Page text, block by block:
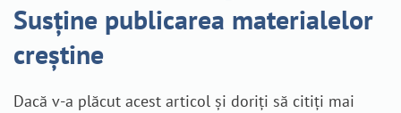
Susține publicarea materialelor
creștine
Dacă v-a plăcut acest articol și doriți să citiți mai